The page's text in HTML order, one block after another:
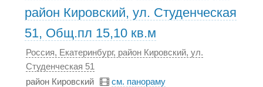
район Кировский, ул. Студенческая
51, Общ.пл 15,10 кв.м
Россия, Екатеринбург, район Кировский, ул.
Студенческая 51
район Кировский
см. панораму